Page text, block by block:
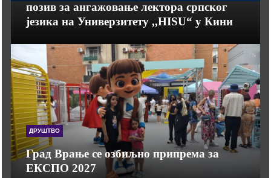
позив за ангажовање лектора српског
језика на Универзитету ,,HISU“ у Кини
ДРУШТВО
Град Врање се озбиљно припрема за
ЕКСПО 2027